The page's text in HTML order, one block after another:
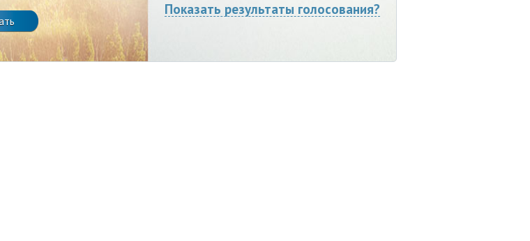
Показать результаты голосования?